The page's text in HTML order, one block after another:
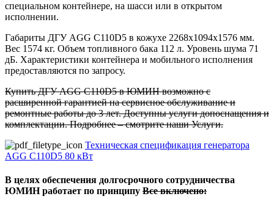
специальном контейнере, на шасси или в открытом
исполнении.
Габариты ДГУ AGG C110D5 в кожухе 2268x1094x1576 мм.
Вес 1574 кг. Объем топливного бака 112 л. Уровень шума 71
дБ. Характеристики контейнера и мобильного исполнения
предоставляются по запросу.
Купить ДГУ AGG C110D5 в ЮМИН возможно с
расширенной гарантией на сервисное обслуживание и
ремонтные работы до 3 лет. Доступны услуги допоснащения и
комплектации. Подробнее – смотрите наши Услуги.
Техническая спецификация генератора
AGG C110D5 80 кВт
В целях обеспечения долгосрочного сотрудничества
ЮМИН работает по принципу Все включено: